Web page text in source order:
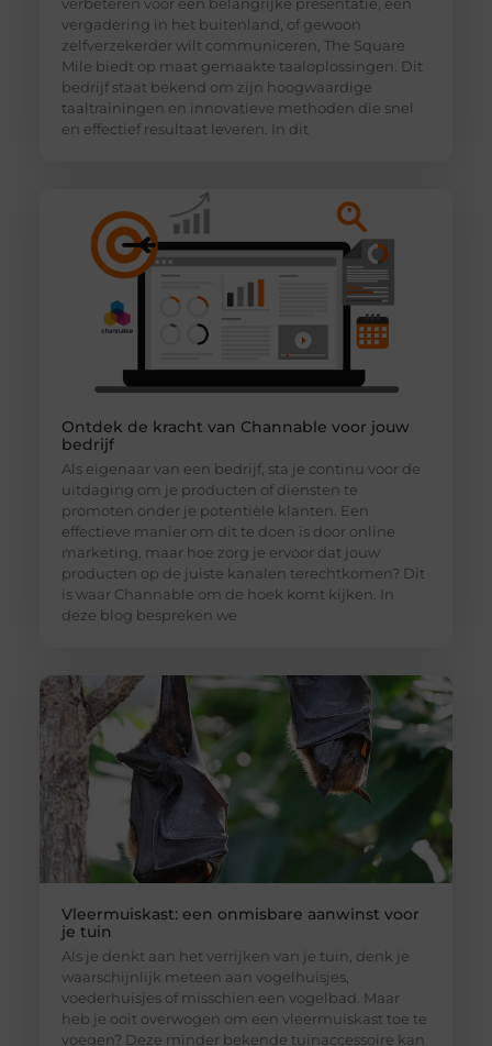
verbeteren voor een belangrijke presentatie, een
vergadering in het buitenland, of gewoon
zelfverzekerder wilt communiceren, The Square
Mile biedt op maat gemaakte taaloplossingen. Dit
bedrijf staat bekend om zijn hoogwaardige
taaltrainingen en innovatieve methoden die snel
en effectief resultaat leveren. In dit
Ontdek de kracht van Channable voor jouw
bedrijf
Als eigenaar van een bedrijf, sta je continu voor de
uitdaging om je producten of diensten te
promoten onder je potentiële klanten. Een
effectieve manier om dit te doen is door online
marketing, maar hoe zorg je ervoor dat jouw
producten op de juiste kanalen terechtkomen? Dit
is waar Channable om de hoek komt kijken. In
deze blog bespreken we
Vleermuiskast: een onmisbare aanwinst voor
je tuin
Als je denkt aan het verrijken van je tuin, denk je
waarschijnlijk meteen aan vogelhuisjes,
voederhuisjes of misschien een vogelbad. Maar
heb je ooit overwogen om een vleermuiskast toe te
voegen? Deze minder bekende tuinaccessoire kan